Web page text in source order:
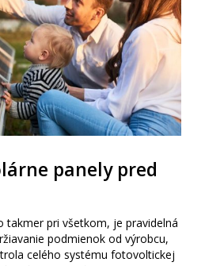
panely pred
takmer pri všetkom, je pravidelná
podmienok od výrobcu,
celého systému fotovoltickej